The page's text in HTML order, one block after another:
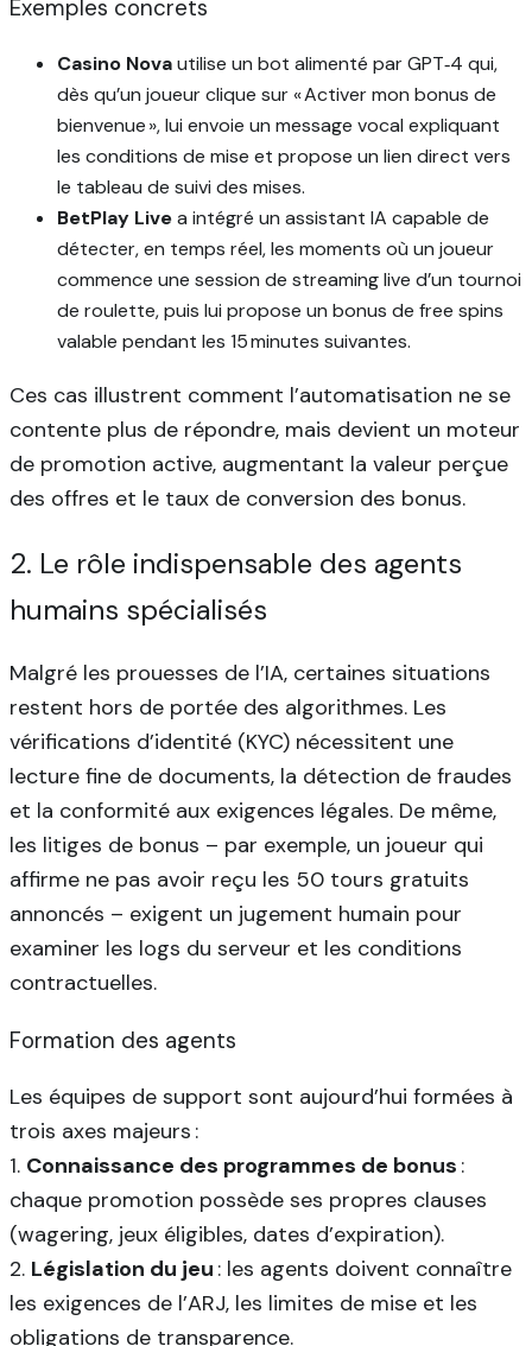
Exemples concrets
Casino Novautilise un bot alimenté par GPT‑4 qui,
dès qu’un joueur clique sur « Activer mon bonus de
bienvenue », lui envoie un message vocal expliquant
les conditions de mise et propose un lien direct vers
le tableau de suivi des mises.
BetPlay Livea intégré un assistant IA capable de
détecter, en temps réel, les moments où un joueur
commence une session de streaming live d’un tournoi
de roulette, puis lui propose un bonus de free spins
valable pendant les 15 minutes suivantes.
Ces cas illustrent comment l’automatisation ne se
contente plus de répondre, mais devient un moteur
de promotion active, augmentant la valeur perçue
des offres et le taux de conversion des bonus.
2. Le rôle indispensable des agents
humains spécialisés
Malgré les prouesses de l’IA, certaines situations
restent hors de portée des algorithmes. Les
vérifications d’identité (KYC) nécessitent une
lecture fine de documents, la détection de fraudes
et la conformité aux exigences légales. De même,
les litiges de bonus – par exemple, un joueur qui
affirme ne pas avoir reçu les 50 tours gratuits
annoncés – exigent un jugement humain pour
examiner les logs du serveur et les conditions
contractuelles.
Formation des agents
Les équipes de support sont aujourd’hui formées à
trois axes majeurs :
1. Connaissance des programmes de bonus :
chaque promotion possède ses propres clauses
(wagering, jeux éligibles, dates d’expiration).
2. Législation du jeu : les agents doivent connaître
les exigences de l’ARJ, les limites de mise et les
obligations de transparence.